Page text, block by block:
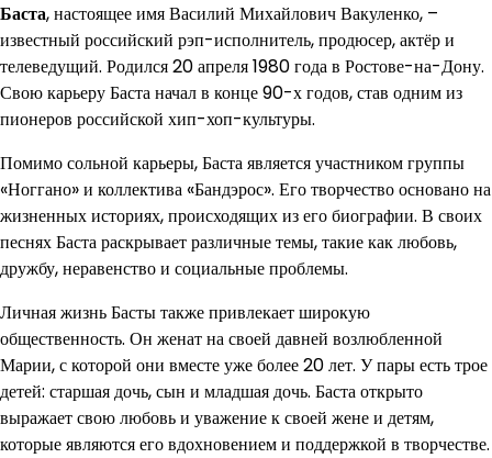
Баста, настоящее имя Василий Михайлович Вакуленко, –
известный российский рэп-исполнитель, продюсер, актёр и
телеведущий. Родился 20 апреля 1980 года в Ростове-на-Дону.
Свою карьеру Баста начал в конце 90-х годов, став одним из
пионеров российской хип-хоп-культуры.
Помимо сольной карьеры, Баста является участником группы
«Ноггано» и коллектива «Бандэрос». Его творчество основано на
жизненных историях, происходящих из его биографии. В своих
песнях Баста раскрывает различные темы, такие как любовь,
дружбу, неравенство и социальные проблемы.
Личная жизнь Басты также привлекает широкую
общественность. Он женат на своей давней возлюбленной
Марии, с которой они вместе уже более 20 лет. У пары есть трое
детей: старшая дочь, сын и младшая дочь. Баста открыто
выражает свою любовь и уважение к своей жене и детям,
которые являются его вдохновением и поддержкой в творчестве.